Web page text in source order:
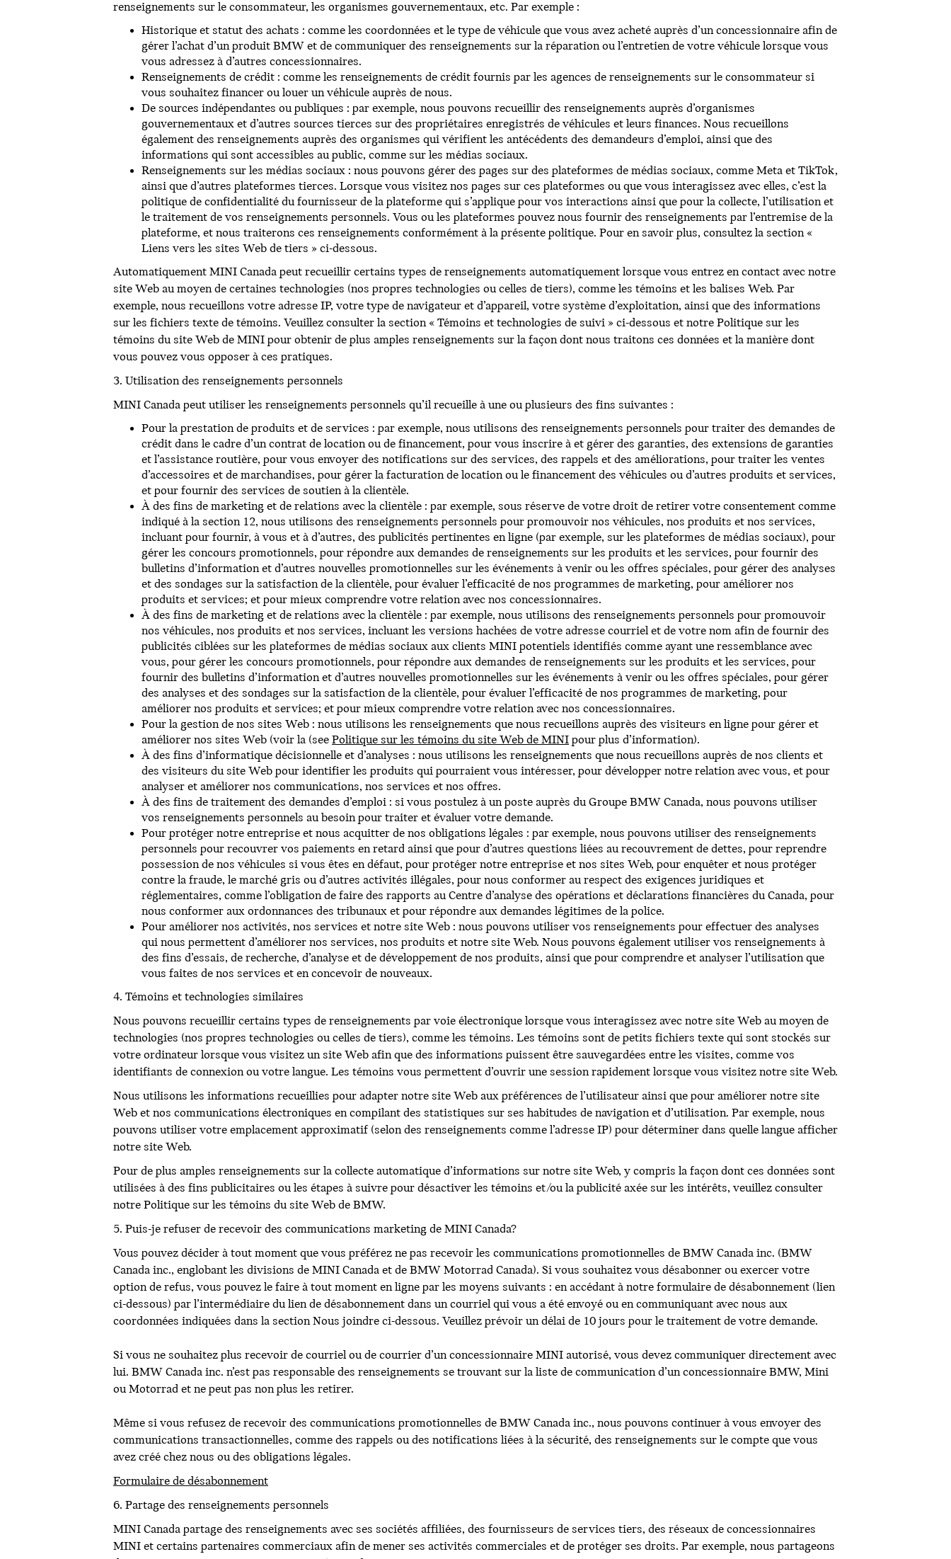
renseignements sur le consommateur, les organismes gouvernementaux, etc. Par exemple :
Historique et statut des achats : comme les coordonnées et le type de véhicule que vous avez acheté auprès d’un concessionnaire afin de
gérer l’achat d’un produit BMW et de communiquer des renseignements sur la réparation ou l’entretien de votre véhicule lorsque vous
vous adressez à d’autres concessionnaires.
Renseignements de crédit : comme les renseignements de crédit fournis par les agences de renseignements sur le consommateur si
vous souhaitez financer ou louer un véhicule auprès de nous.
De sources indépendantes ou publiques : par exemple, nous pouvons recueillir des renseignements auprès d’organismes
gouvernementaux et d’autres sources tierces sur des propriétaires enregistrés de véhicules et leurs finances. Nous recueillons
également des renseignements auprès des organismes qui vérifient les antécédents des demandeurs d’emploi, ainsi que des
informations qui sont accessibles au public, comme sur les médias sociaux.
Renseignements sur les médias sociaux : nous pouvons gérer des pages sur des plateformes de médias sociaux, comme Meta et TikTok,
ainsi que d’autres plateformes tierces. Lorsque vous visitez nos pages sur ces plateformes ou que vous interagissez avec elles, c’est la
politique de confidentialité du fournisseur de la plateforme qui s’applique pour vos interactions ainsi que pour la collecte, l’utilisation et
le traitement de vos renseignements personnels. Vous ou les plateformes pouvez nous fournir des renseignements par l’entremise de la
plateforme, et nous traiterons ces renseignements conformément à la présente politique. Pour en savoir plus, consultez la section «
Liens vers les sites Web de tiers » ci-dessous.
Automatiquement MINI Canada peut recueillir certains types de renseignements automatiquement lorsque vous entrez en contact avec notre
site Web au moyen de certaines technologies (nos propres technologies ou celles de tiers), comme les témoins et les balises Web. Par
exemple, nous recueillons votre adresse IP, votre type de navigateur et d’appareil, votre système d’exploitation, ainsi que des informations
sur les fichiers texte de témoins. Veuillez consulter la section « Témoins et technologies de suivi » ci-dessous et notre Politique sur les
témoins du site Web de MINI pour obtenir de plus amples renseignements sur la façon dont nous traitons ces données et la manière dont
vous pouvez vous opposer à ces pratiques.
3. Utilisation des renseignements personnels
MINI Canada peut utiliser les renseignements personnels qu’il recueille à une ou plusieurs des fins suivantes :
Pour la prestation de produits et de services : par exemple, nous utilisons des renseignements personnels pour traiter des demandes de
crédit dans le cadre d’un contrat de location ou de financement, pour vous inscrire à et gérer des garanties, des extensions de garanties
et l’assistance routière, pour vous envoyer des notifications sur des services, des rappels et des améliorations, pour traiter les ventes
d’accessoires et de marchandises, pour gérer la facturation de location ou le financement des véhicules ou d’autres produits et services,
et pour fournir des services de soutien à la clientèle.
À des fins de marketing et de relations avec la clientèle : par exemple, sous réserve de votre droit de retirer votre consentement comme
indiqué à la section 12, nous utilisons des renseignements personnels pour promouvoir nos véhicules, nos produits et nos services,
incluant pour fournir, à vous et à d’autres, des publicités pertinentes en ligne (par exemple, sur les plateformes de médias sociaux), pour
gérer les concours promotionnels, pour répondre aux demandes de renseignements sur les produits et les services, pour fournir des
bulletins d’information et d’autres nouvelles promotionnelles sur les événements à venir ou les offres spéciales, pour gérer des analyses
et des sondages sur la satisfaction de la clientèle, pour évaluer l’efficacité de nos programmes de marketing, pour améliorer nos
produits et services; et pour mieux comprendre votre relation avec nos concessionnaires.
À des fins de marketing et de relations avec la clientèle : par exemple, nous utilisons des renseignements personnels pour promouvoir
nos véhicules, nos produits et nos services, incluant les versions hachées de votre adresse courriel et de votre nom afin de fournir des
publicités ciblées sur les plateformes de médias sociaux aux clients MINI potentiels identifiés comme ayant une ressemblance avec
vous, pour gérer les concours promotionnels, pour répondre aux demandes de renseignements sur les produits et les services, pour
fournir des bulletins d’information et d’autres nouvelles promotionnelles sur les événements à venir ou les offres spéciales, pour gérer
des analyses et des sondages sur la satisfaction de la clientèle, pour évaluer l’efficacité de nos programmes de marketing, pour
améliorer nos produits et services; et pour mieux comprendre votre relation avec nos concessionnaires.
Pour la gestion de nos sites Web : nous utilisons les renseignements que nous recueillons auprès des visiteurs en ligne pour gérer et
améliorer nos sites Web (voir la (see Politique sur les témoins du site Web de MINI pour plus d’information).
À des fins d’informatique décisionnelle et d’analyses : nous utilisons les renseignements que nous recueillons auprès de nos clients et
des visiteurs du site Web pour identifier les produits qui pourraient vous intéresser, pour développer notre relation avec vous, et pour
analyser et améliorer nos communications, nos services et nos offres.
À des fins de traitement des demandes d’emploi : si vous postulez à un poste auprès du Groupe BMW Canada, nous pouvons utiliser
vos renseignements personnels au besoin pour traiter et évaluer votre demande.
Pour protéger notre entreprise et nous acquitter de nos obligations légales : par exemple, nous pouvons utiliser des renseignements
personnels pour recouvrer vos paiements en retard ainsi que pour d’autres questions liées au recouvrement de dettes, pour reprendre
possession de nos véhicules si vous êtes en défaut, pour protéger notre entreprise et nos sites Web, pour enquêter et nous protéger
contre la fraude, le marché gris ou d’autres activités illégales, pour nous conformer au respect des exigences juridiques et
réglementaires, comme l’obligation de faire des rapports au Centre d’analyse des opérations et déclarations financières du Canada, pour
nous conformer aux ordonnances des tribunaux et pour répondre aux demandes légitimes de la police.
Pour améliorer nos activités, nos services et notre site Web : nous pouvons utiliser vos renseignements pour effectuer des analyses
qui nous permettent d’améliorer nos services, nos produits et notre site Web. Nous pouvons également utiliser vos renseignements à
des fins d’essais, de recherche, d’analyse et de développement de nos produits, ainsi que pour comprendre et analyser l’utilisation que
vous faites de nos services et en concevoir de nouveaux.
4. Témoins et technologies similaires
Nous pouvons recueillir certains types de renseignements par voie électronique lorsque vous interagissez avec notre site Web au moyen de
technologies (nos propres technologies ou celles de tiers), comme les témoins. Les témoins sont de petits fichiers texte qui sont stockés sur
votre ordinateur lorsque vous visitez un site Web afin que des informations puissent être sauvegardées entre les visites, comme vos
identifiants de connexion ou votre langue. Les témoins vous permettent d’ouvrir une session rapidement lorsque vous visitez notre site Web.
Nous utilisons les informations recueillies pour adapter notre site Web aux préférences de l’utilisateur ainsi que pour améliorer notre site
Web et nos communications électroniques en compilant des statistiques sur ses habitudes de navigation et d’utilisation. Par exemple, nous
pouvons utiliser votre emplacement approximatif (selon des renseignements comme l’adresse IP) pour déterminer dans quelle langue afficher
notre site Web.
Pour de plus amples renseignements sur la collecte automatique d’informations sur notre site Web, y compris la façon dont ces données sont
utilisées à des fins publicitaires ou les étapes à suivre pour désactiver les témoins et/ou la publicité axée sur les intérêts, veuillez consulter
notre Politique sur les témoins du site Web de BMW.
5. Puis-je refuser de recevoir des communications marketing de MINI Canada?
Vous pouvez décider à tout moment que vous préférez ne pas recevoir les communications promotionnelles de BMW Canada inc. (BMW
Canada inc., englobant les divisions de MINI Canada et de BMW Motorrad Canada). Si vous souhaitez vous désabonner ou exercer votre
option de refus, vous pouvez le faire à tout moment en ligne par les moyens suivants : en accédant à notre formulaire de désabonnement (lien
ci-dessous) par l’intermédiaire du lien de désabonnement dans un courriel qui vous a été envoyé ou en communiquant avec nous aux
coordonnées indiquées dans la section Nous joindre ci-dessous. Veuillez prévoir un délai de 10 jours pour le traitement de votre demande.
Si vous ne souhaitez plus recevoir de courriel ou de courrier d’un concessionnaire MINI autorisé, vous devez communiquer directement avec
lui. BMW Canada inc. n’est pas responsable des renseignements se trouvant sur la liste de communication d’un concessionnaire BMW, Mini
ou Motorrad et ne peut pas non plus les retirer.
Même si vous refusez de recevoir des communications promotionnelles de BMW Canada inc., nous pouvons continuer à vous envoyer des
communications transactionnelles, comme des rappels ou des notifications liées à la sécurité, des renseignements sur le compte que vous
avez créé chez nous ou des obligations légales.
Formulaire de désabonnement
6. Partage des renseignements personnels
MINI Canada partage des renseignements avec ses sociétés affiliées, des fournisseurs de services tiers, des réseaux de concessionnaires
MINI et certains partenaires commerciaux afin de mener ses activités commerciales et de protéger ses droits. Par exemple, nous partageons